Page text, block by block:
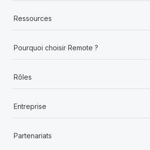
Ressources
Pourquoi choisir Remote ?
Rôles
Entreprise
Partenariats